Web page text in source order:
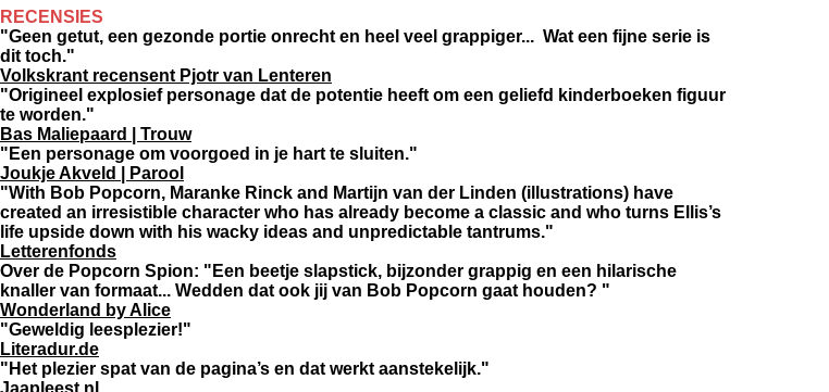
RECENSIES
"Geen getut, een gezonde portie onrecht en heel veel grappiger... ​ ​Wat een fijne serie is
dit toch."
Volkskrant recensent Pjotr van Lenteren
"Origineel explosief personage dat de potentie heeft om een geliefd kinderboeken figuur
te worden."
​Bas Maliepaard | Trouw
​"Een personage om voorgoed in je hart te sluiten."
Joukje Akveld | Parool
"With Bob Popcorn, Maranke Rinck and Martijn van der Linden (illustrations) have
created an irresistible character who has already become a classic and who turns Ellis’s
life upside down with his wacky ideas and unpredictable tantrums."
Letterenfonds
Over de Popcorn Spion: "Een beetje slapstick, bijzonder grappig en een hilarische
knaller van formaat... Wedden dat ook jij van Bob Popcorn gaat houden? "
Wonderland by Alice
"Geweldig leesplezier!"
Literadur.de
"Het plezier spat van de pagina’s en dat werkt aanstekelijk."
Jaapleest.nl